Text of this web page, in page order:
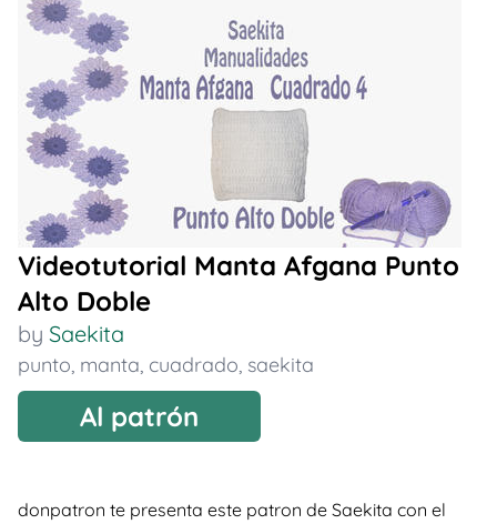
Videotutorial Manta Afgana Punto
Alto Doble
by Saekita
punto, manta, cuadrado, saekita
Al patrón
donpatron te presenta este patron de Saekita con el